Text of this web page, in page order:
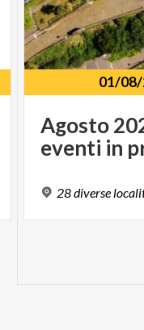
01/
Agosto
eventi in
28diverse